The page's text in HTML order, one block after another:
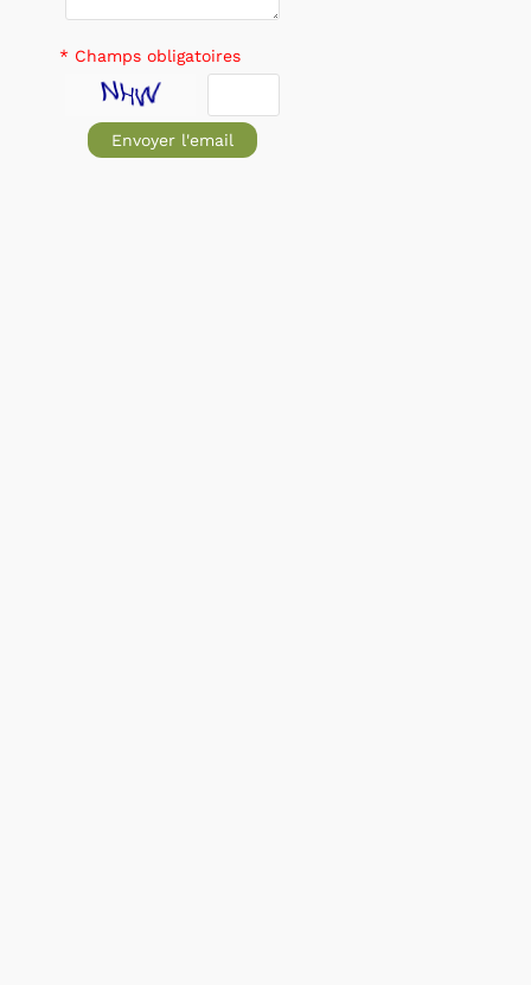
* Champs obligatoires
Envoyer l'email